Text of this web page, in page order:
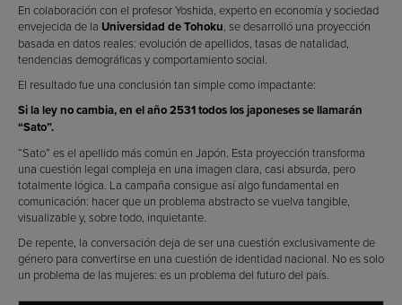
En colaboración con el profesor Yoshida, experto en economía y sociedad
envejecida de la Universidad de Tohoku, se desarrolló una proyección
basada en datos reales: evolución de apellidos, tasas de natalidad,
tendencias demográficas y comportamiento social.
El resultado fue una conclusión tan simple como impactante:
Si la ley no cambia, en el año 2531 todos los japoneses se llamarán
“Sato”.
“Sato” es el apellido más común en Japón. Esta proyección transforma
una cuestión legal compleja en una imagen clara, casi absurda, pero
totalmente lógica. La campaña consigue así algo fundamental en
comunicación: hacer que un problema abstracto se vuelva tangible,
visualizable y, sobre todo, inquietante.
De repente, la conversación deja de ser una cuestión exclusivamente de
género para convertirse en una cuestión de identidad nacional. No es solo
un problema de las mujeres: es un problema del futuro del país.